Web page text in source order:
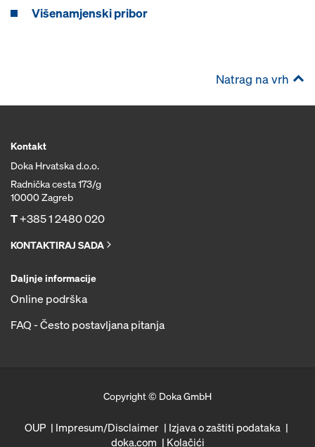
Višenamjenski pribor
Natrag na vrh
Kontakt
Doka Hrvatska d.o.o.
Radnička cesta 173/g
10000 Zagreb
T+385 1 2480 020
KONTAKTIRAJ SADA
Daljnje informacije
Online podrška
FAQ - Često postavljana pitanja
Copyright © Doka GmbH
OUP Impresum/Disclaimer
Izjava o zaštiti podataka
doka.com
Kolačići